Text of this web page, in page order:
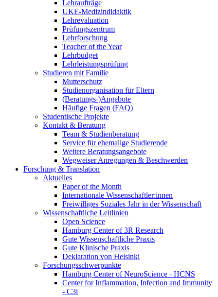
Lehraufträge
UKE-Medizindidaktik
Lehrevaluation
Prüfungszentrum
Lehrforschung
Teacher of the Year
Lehrbudget
Lehrleistungsprüfung
Studieren mit Familie
Mutterschutz
Studienorganisation für Eltern
(Beratungs-)Angebote
Häufige Fragen (FAQ)
Studentische Projekte
Kontakt & Beratung
Team & Studienberatung
Service für ehemalige Studierende
Weitere Beratungsangebote
Wegweiser Anregungen & Beschwerden
Forschung & Translation
Aktuelles
Paper of the Month
Internationale Wissenschaftler:innen
Freiwilliges Soziales Jahr in der Wissenschaft
Wissenschaftliche Leitlinien
Open Science
Hamburg Center of 3R Research
Gute Wissenschaftliche Praxis
Gute Klinische Praxis
Deklaration von Helsinki
Forschungsschwerpunkte
Hamburg Center of NeuroScience - HCNS
Center for Inflammation, Infection and Immunity
- C3i